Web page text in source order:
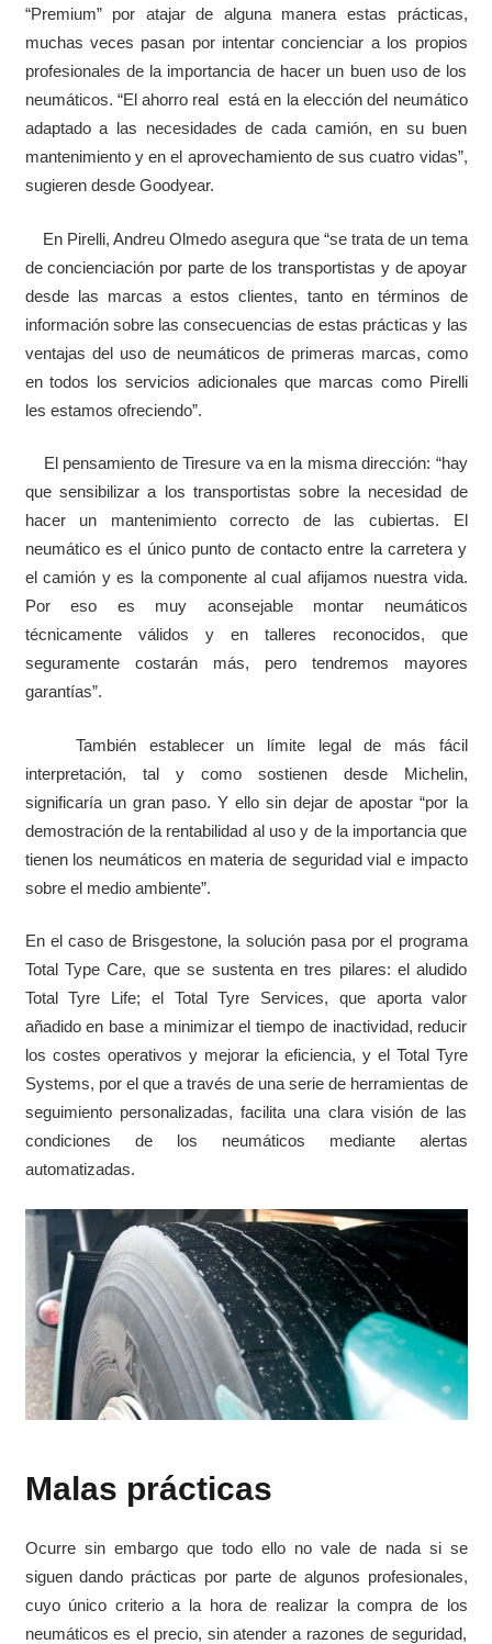
“Premium” por atajar de alguna manera estas prácticas,
muchas veces pasan por intentar concienciar a los propios
profesionales de la importancia de hacer un buen uso de los
neumáticos. “El ahorro real está en la elección del neumático
adaptado a las necesidades de cada camión, en su buen
mantenimiento y en el aprovechamiento de sus cuatro vidas”,
sugieren desde Goodyear.
En Pirelli, Andreu Olmedo asegura que “se trata de un tema
de concienciación por parte de los transportistas y de apoyar
desde las marcas a estos clientes, tanto en términos de
información sobre las consecuencias de estas prácticas y las
ventajas del uso de neumáticos de primeras marcas, como
en todos los servicios adicionales que marcas como Pirelli
les estamos ofreciendo”.
El pensamiento de Tiresure va en la misma dirección: “hay
que sensibilizar a los transportistas sobre la necesidad de
hacer un mantenimiento correcto de las cubiertas. El
neumático es el único punto de contacto entre la carretera y
el camión y es la componente al cual afijamos nuestra vida.
Por eso es muy aconsejable montar neumáticos
técnicamente válidos y en talleres reconocidos, que
seguramente costarán más, pero tendremos mayores
garantías”.
También establecer un límite legal de más fácil
interpretación, tal y como sostienen desde Michelin,
significaría un gran paso. Y ello sin dejar de apostar “por la
demostración de la rentabilidad al uso y de la importancia que
tienen los neumáticos en materia de seguridad vial e impacto
sobre el medio ambiente”.
En el caso de Brisgestone, la solución pasa por el programa
Total Type Care, que se sustenta en tres pilares: el aludido
Total Tyre Life; el Total Tyre Services, que aporta valor
añadido en base a minimizar el tiempo de inactividad, reducir
los costes operativos y mejorar la eficiencia, y el Total Tyre
Systems, por el que a través de una serie de herramientas de
seguimiento personalizadas, facilita una clara visión de las
condiciones de los neumáticos mediante alertas
automatizadas.
Malas prácticas
Ocurre sin embargo que todo ello no vale de nada si se
siguen dando prácticas por parte de algunos profesionales,
cuyo único criterio a la hora de realizar la compra de los
neumáticos es el precio, sin atender a razones de seguridad,